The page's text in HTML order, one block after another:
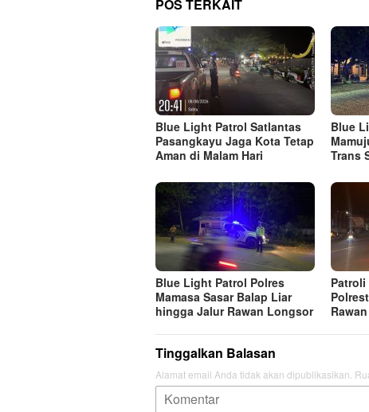
POS TERKAIT
Blue Light Patrol Satlantas
Pasangkayu Jaga Kota Tetap
Aman di Malam Hari
Blue
Trans
Blue Light Patrol Polres
Mamasa Sasar Balap Liar
hingga Jalur Rawan Longsor
Patroli
Rawan
Tinggalkan Balasan
Alamat email Anda tidak akan dipublikasikan.